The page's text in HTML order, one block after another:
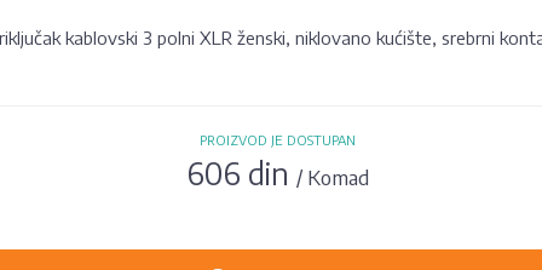
kablovski 3 polni XLR ženski, niklovano kućište, srebrni
PROIZVOD JE DOSTUPAN
606 din / Komad